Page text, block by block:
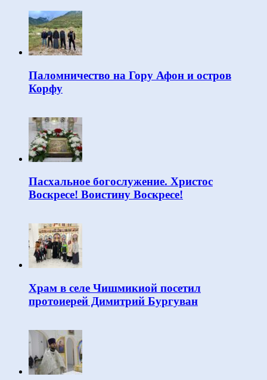
Паломничество на Гору Афон и остров
Корфу
Пасхальное богослужение. Христос
Воскресе! Воистину Воскресе!
Храм в селе Чишмикиой посетил
протоиерей Димитрий Бургуван